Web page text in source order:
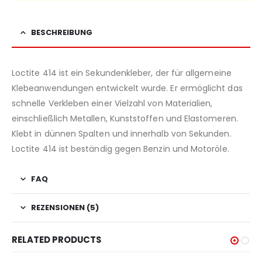
BESCHREIBUNG
Loctite 414 ist ein Sekundenkleber, der für allgemeine
Klebeanwendungen entwickelt wurde. Er ermöglicht das
schnelle Verkleben einer Vielzahl von Materialien,
einschließlich Metallen, Kunststoffen und Elastomeren.
Klebt in dünnen Spalten und innerhalb von Sekunden.
Loctite 414 ist beständig gegen Benzin und Motoröle.
FAQ
REZENSIONEN (5)
RELATED PRODUCTS